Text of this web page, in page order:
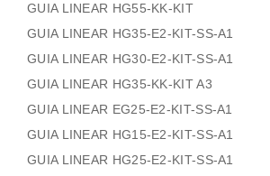
GUIA LINEAR HG55-KK-KIT
GUIA LINEAR HG35-E2-KIT-SS-A1
GUIA LINEAR HG30-E2-KIT-SS-A1
GUIA LINEAR HG35-KK-KIT A3
GUIA LINEAR EG25-E2-KIT-SS-A1
GUIA LINEAR HG15-E2-KIT-SS-A1
GUIA LINEAR HG25-E2-KIT-SS-A1